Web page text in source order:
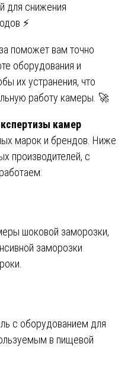
для снижения
⚡️
поможет вам точно
оборудования и
их устранения, что
работу камеры. 🚀
камер
марок и брендов. Ниже
производителей, с
шоковой заморозки,
заморозки
с оборудованием для
в пищевой